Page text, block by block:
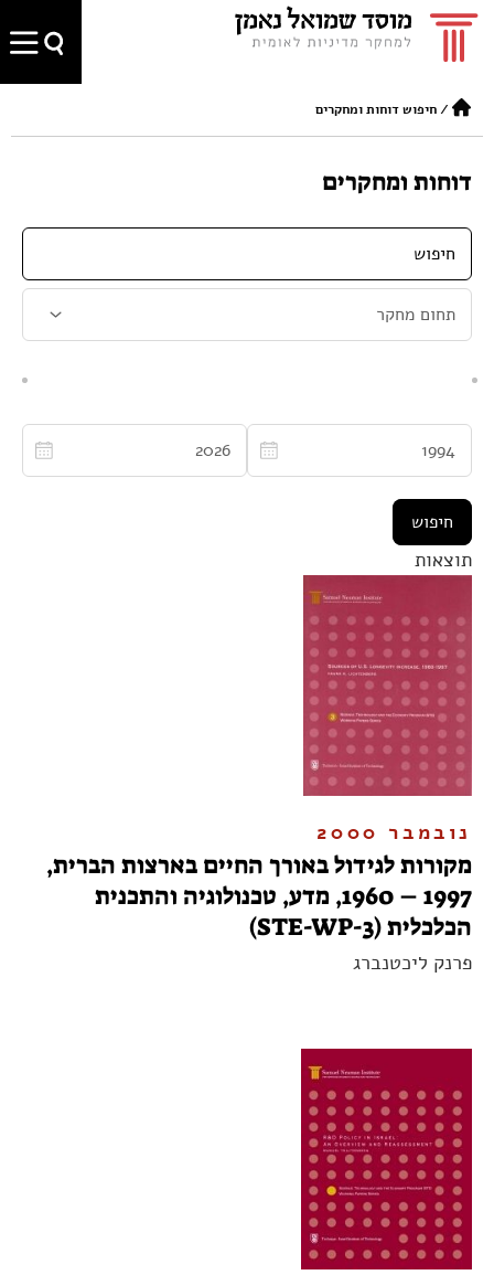
/חיפוש דוחות ומחקרים
דוחות ומחקרים
תוצאות
נובמבר 2000
מקורות לגידול באורך החיים בארצות הברית,
1997 – 1960, מדע, טכנולוגיה והתכנית
הכלכלית (STE-WP-3)
פרנק ליכטנברג